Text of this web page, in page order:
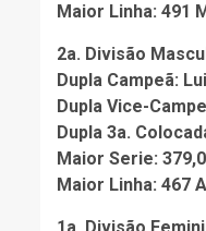
Maior Linha: 491
2a. Divisão
Dupla Campeã:
Dupla Vice-
Dupla 3a.
Maior Serie:
Maior Linha: 467